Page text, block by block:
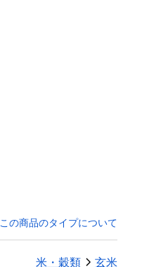
この商品のタイプについて
米・穀類 玄米